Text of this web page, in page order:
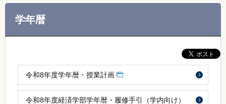
学年暦
令和8年度学年暦・授業計画
令和8年度経済学部学年暦・履修手引（学内向け）